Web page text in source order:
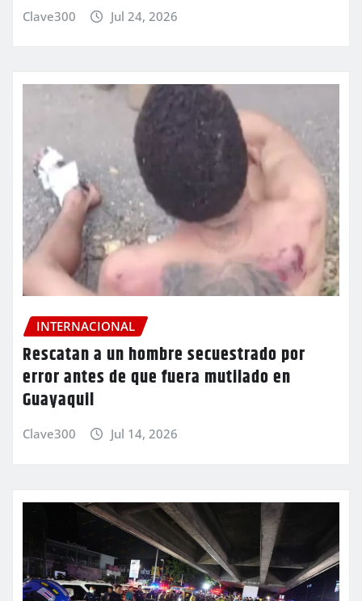
Clave300 Jul 24, 2026
INTERNACIONAL
Rescatan a un hombre secuestrado por
error antes de que fuera mutilado en
Guayaquil
Clave300 Jul 14, 2026